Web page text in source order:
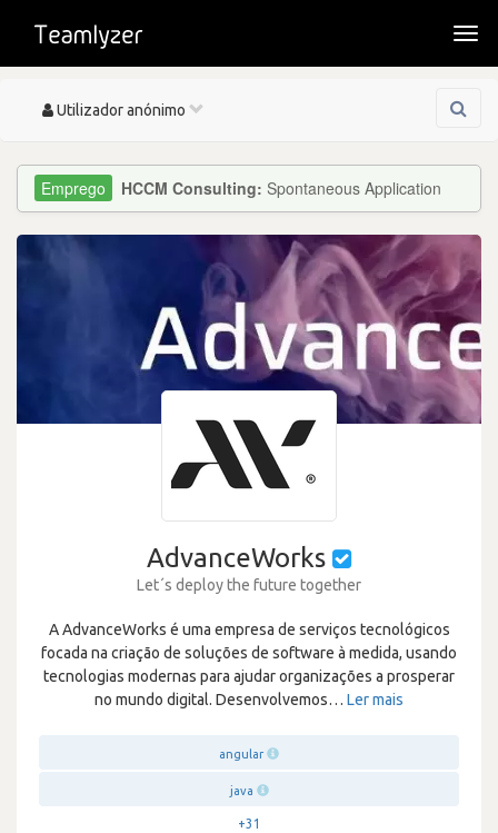
Toggle
Utilizador anónimo
HCCM Consulting: Spontaneous Application
AdvanceWorks
Let´s deploy the future together
A AdvanceWorks é uma empresa de serviços tecnológicos
focada na criação de soluções de software à medida, usando
tecnologias modernas para ajudar organizações a prosperar
no mundo digital. Desenvolvemos… Ler mais
angular
java
+31